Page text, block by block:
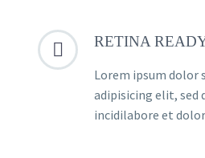

 RETINA
Lorem ipsum dolor
adipisicing elit, sed
incidilabore et